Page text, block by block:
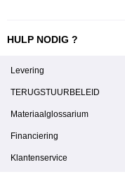
HULP NODIG ?
Levering
TERUGSTUURBELEID
Materiaalglossarium
Financiering
Klantenservice